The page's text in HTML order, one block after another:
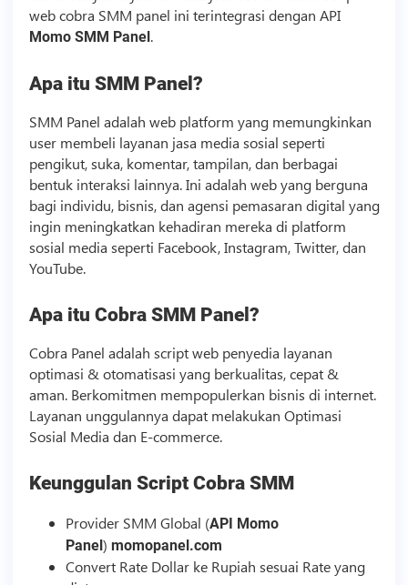
web cobra SMM panel ini terintegrasi dengan API
Momo SMM Panel.
Apa itu SMMPanel?
SMM Panel adalah web platform yang memungkinkan
user membeli layanan jasa media sosial seperti
pengikut, suka, komentar, tampilan, dan berbagai
bentuk interaksi lainnya. Ini adalah web yang berguna
bagi individu, bisnis, dan agensi pemasaran digital yang
ingin meningkatkan kehadiran mereka di platform
sosial media seperti Facebook, Instagram, Twitter, dan
YouTube.
Apa itu Cobra SMMPanel?
Cobra Panel adalah scriptweb penyedia layanan
optimasi & otomatisasi yang berkualitas, cepat &
aman. Berkomitmen mempopulerkan bisnis di internet.
Layanan unggulannya dapat melakukan Optimasi
Sosial Media dan E-commerce.
Keunggulan ScriptCobra SMM
Provider SMM Global (API Momo
Panel) momopanel.com
Convert Rate Dollar ke Rupiah sesuai Rate yang